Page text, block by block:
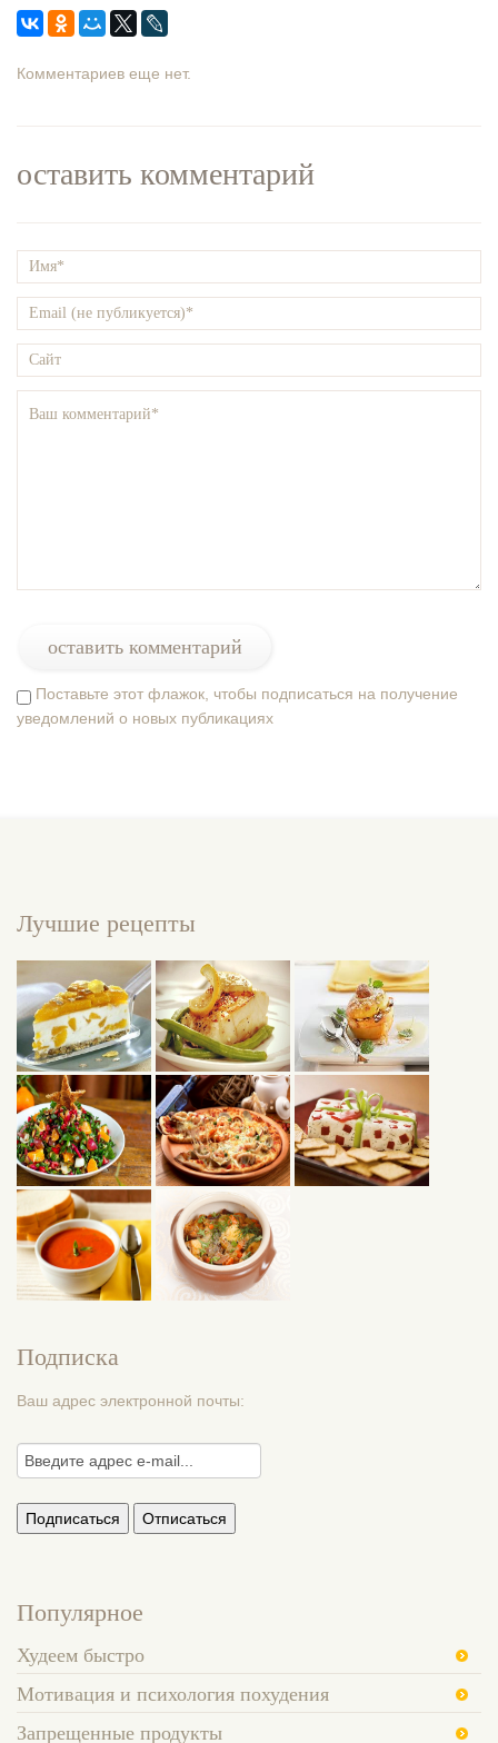
Комментариев еще нет.
оставить комментарий
Поставьте этот флажок, чтобы подписаться на получение
уведомлений о новых публикациях
Лучшие рецепты
Подписка
Ваш адрес электронной почты:
Популярное
Худеем быстро
Мотивация и психология похудения
Запрещенные продукты